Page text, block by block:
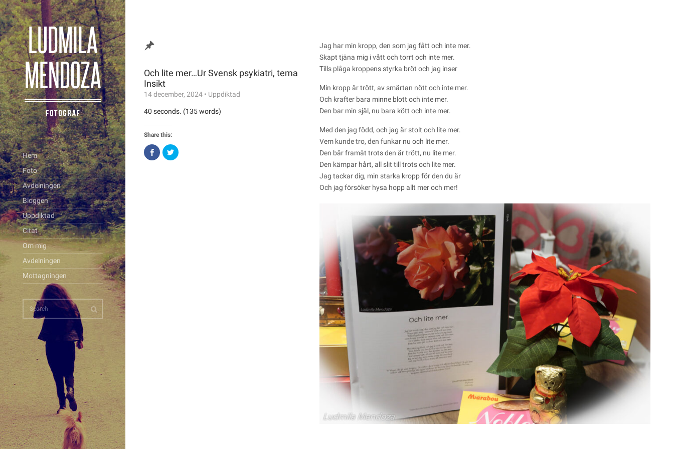
Hem
Foto
Avdelningen
Bloggen
Uppdiktad
Citat
Om mig
Avdelningen
Mottagningen
Och lite mer…Ur Svensk psykiatri, tema
Insikt
14 december, 2024 • Uppdiktad
40 seconds. (135 words)
Share this:
Click
to
share
Click
to
Jag har min kropp, den som jag fått och inte mer.
Skapt tjäna mig i vått och torrt och inte mer.
Tills plåga kroppens styrka bröt och jag inser
Min kropp är trött, av smärtan nött och inte mer.
Och krafter bara minne blott och inte mer.
Den bar min själ, nu bara kött och inte mer.
Med den jag född, och jag är stolt och lite mer.
Vem kunde tro, den funkar nu och lite mer.
Den bär framåt trots den är trött, nu lite mer.
Den kämpar hårt, all slit till trots och lite mer.
Jag tackar dig, min starka kropp för den du är
Och jag försöker hysa hopp allt mer och mer!